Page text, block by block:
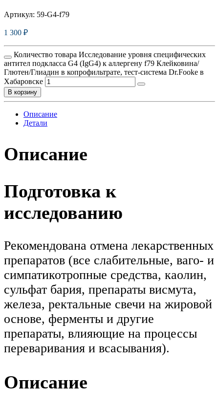
Артикул: 59-G4-f79
1 300 ₽
Количество товара Исследование уровня специфических
антител подкласса G4 (IgG4) к аллергену f79 Клейковина/
Глютен/Глиадин в копрофильтрате, тест-система Dr.Fooke в
Хабаровске
В корзину
Описание
Детали
Описание
Подготовка к
исследованию
Рекомендована отмена лекарственных
препаратов (все слабительные, ваго- и
симпатикотропные средства, каолин,
сульфат бария, препараты висмута,
железа, ректальные свечи на жировой
основе, ферменты и другие
препараты, влияющие на процессы
переваривания и всасывания).
Описание